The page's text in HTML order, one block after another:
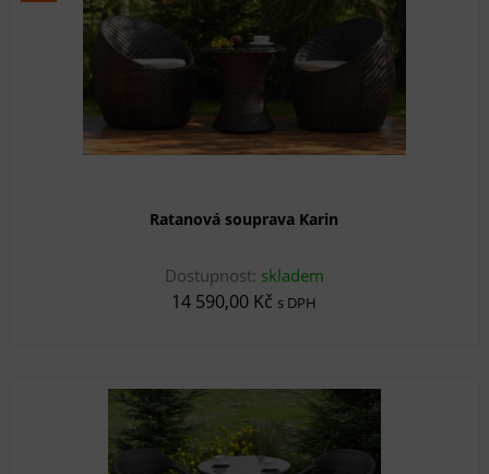
Ratanová souprava Karin
Dostupnost: skladem
14 590,00 Kč s DPH